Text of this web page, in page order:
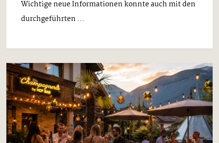
Wichtige neue Informationen konnte auch mit den
durchgeführten ...